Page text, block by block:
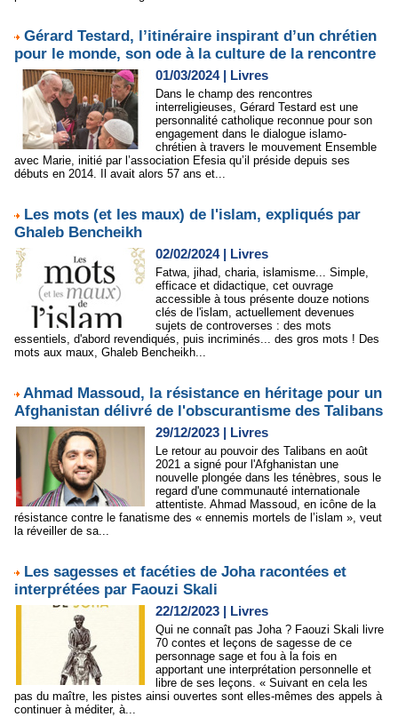
Gérard Testard, l’itinéraire inspirant d’un chrétien
pour le monde, son ode à la culture de la rencontre
01/03/2024| Livres
Dans le champ des rencontres
interreligieuses, Gérard Testard est une
personnalité catholique reconnue pour son
engagement dans le dialogue islamo-
chrétien à travers le mouvement Ensemble
avec Marie, initié par l’association Efesia qu’il préside depuis ses
débuts en 2014. Il avait alors 57 ans et...
Les mots (et les maux) de l'islam, expliqués par
Ghaleb Bencheikh
02/02/2024| Livres
Fatwa, jihad, charia, islamisme... Simple,
efficace et didactique, cet ouvrage
accessible à tous présente douze notions
clés de l'islam, actuellement devenues
sujets de controverses : des mots
essentiels, d'abord revendiqués, puis incriminés... des gros mots ! Des
mots aux maux, Ghaleb Bencheikh...
Ahmad Massoud, la résistance en héritage pour un
Afghanistan délivré de l'obscurantisme des Talibans
29/12/2023 | Livres
Le retour au pouvoir des Talibans en août
2021 a signé pour l'Afghanistan une
nouvelle plongée dans les ténèbres, sous le
regard d'une communauté internationale
attentiste. Ahmad Massoud, en icône de la
résistance contre le fanatisme des « ennemis mortels de l’islam », veut
la réveiller de sa...
Les sagesses et facéties de Joha racontées et
interprétées par Faouzi Skali
22/12/2023 | Livres
Qui ne connaît pas Joha ? Faouzi Skali livre
70 contes et leçons de sagesse de ce
personnage sage et fou à la fois en
apportant une interprétation personnelle et
libre de ses leçons. « Suivant en cela les
pas du maître, les pistes ainsi ouvertes sont elles-mêmes des appels à
continuer à méditer, à...